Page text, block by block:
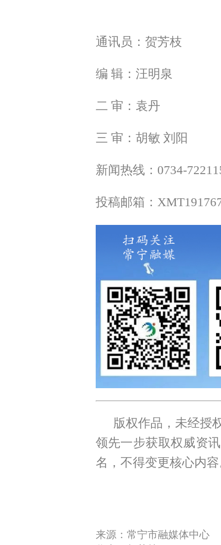
通讯员：贺芳枝
编 辑：汪明泉
二 审：袁丹
三 审：胡敏 刘阳
新闻热线：0734-
投稿邮箱：
版权作品，未经授
领先一步获取权威资
名，不得变更核心内
来源：常宁市融媒体中心